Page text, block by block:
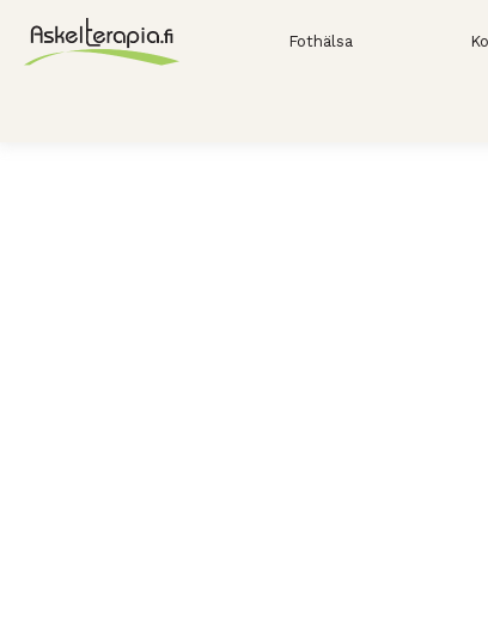
Fothälsa